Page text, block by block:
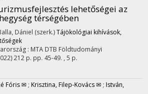
lehetőségei az
térségében
Dániel (szerk.)Tájökológiai kihívások,
: MTA DTB Földtudományi
212 p. pp. 45-49. , 5 p.
Fóris ✉ ; Krisztina, Filep-Kovács ✉ ; István,